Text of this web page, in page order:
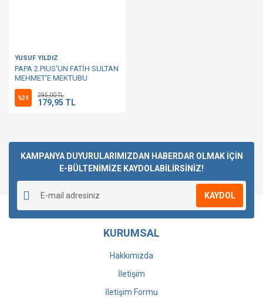
YUSUF YILDIZ
PAPA 2.PIUS'UN FATİH SULTAN
MEHMET'E MEKTUBU
%39 295,00 TL
179,95 TL
KAMPANYA DUYURULARIMIZDAN HABERDAR OLMAK İÇİN
E-BÜLTENİMİZE KAYDOLABİLİRSİNİZ!
KAYDOL
KURUMSAL
Hakkımızda
İletişim
İletişim Formu